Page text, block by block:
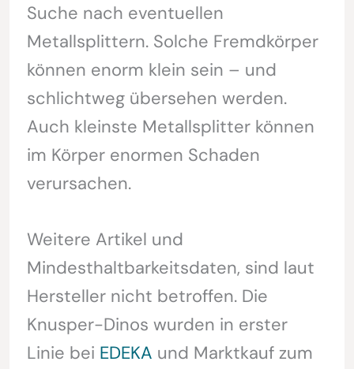
Suche nach eventuellen
Metallsplittern. Solche Fremdkörper
können enorm klein sein – und
schlichtweg übersehen werden.
Auch kleinste Metallsplitter können
im Körper enormen Schaden
verursachen.
Weitere Artikel und
Mindesthaltbarkeitsdaten, sind laut
Hersteller nicht betroffen. Die
Knusper-Dinos wurden in erster
Linie bei EDEKA und Marktkauf zum